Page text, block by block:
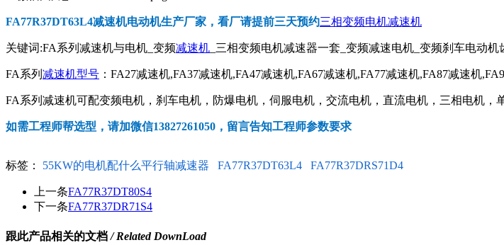
FA77R37DT63L4减速机电动机生产厂家，看厂请提前三天预约三相变频电机减速机
关键词:FA系列减速机与电机_变频减速机 _三相变频电机减速器一套_变频减速电机_变频刹车电动
FA系列 减速机型号 ：FA27减速机,FA37减速机,FA47减速机,FA67减速机,FA77减速机,FA87减速机
FA系列减速机可配变频电机，刹车电机，防爆电机，伺服电机，交流电机，直流电机，三相电机，
如需工程师帮选型，请加微信13827261050，留言告知工程师参数要求
标签： 55KW的电机配什么平行轴减速器 FA77R37DT63L4 FA77R37DRS71D4
上一条FA77R37DT80S4
下一条FA77R37DR71S4
跟此产品相关的文档/ Related DownLoad